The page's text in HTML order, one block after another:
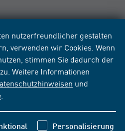
nutzerfreundlicher gestalten
verwenden wir Cookies. Wenn
stimmen Sie dadurch der
Weitere Informationen
und
Personalisierung